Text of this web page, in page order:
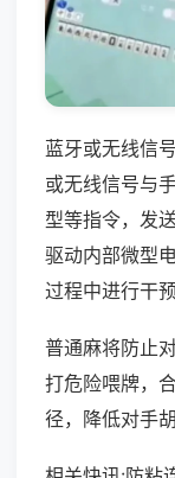
蓝牙或无线信
或无线信号与
型等指令，发
驱动内部微型
过程中进行干
普通麻将防止
打危险喂牌，
径，降低对手